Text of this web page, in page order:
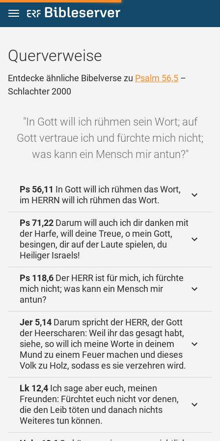
Zum Inhalt springen
Querverweise
Entdecke ähnliche Bibelverse zu Psalm 56,5 –
Schlachter 2000
"In Gott will ich rühmen sein Wort; auf
Gott vertraue ich und fürchte mich nicht;
was kann ein Mensch mir antun?"
Ps 56,11 In Gott will ich rühmen das Wort,
im HERRN will ich rühmen das Wort.
Ps 71,22 Darum will auch ich dir danken mit
der Harfe, will deine Treue, o mein Gott,
besingen, dir auf der Laute spielen, du
Heiliger Israels!
Ps 118,6 Der HERR ist für mich, ich fürchte
mich nicht; was kann ein Mensch mir
antun?
Jer 5,14 Darum spricht der HERR, der Gott
der Heerscharen: Weil ihr das gesagt habt,
siehe, so will ich meine Worte in deinem
Mund zu einem Feuer machen und dieses
Volk zu Holz, sodass es sie verzehren wird.
Lk 12,4 Ich sage aber euch, meinen
Freunden: Fürchtet euch nicht vor denen,
die den Leib töten und danach nichts
Weiteres tun können.